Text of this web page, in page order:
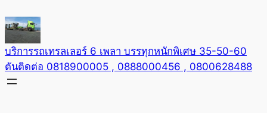
to
content
บริการรถเทรลเลอร์ 6 เพลา บรรทุกหนักพิเศษ 35-50-60
ตันติดต่อ 0818900005 , 0888000456 , 0800628488